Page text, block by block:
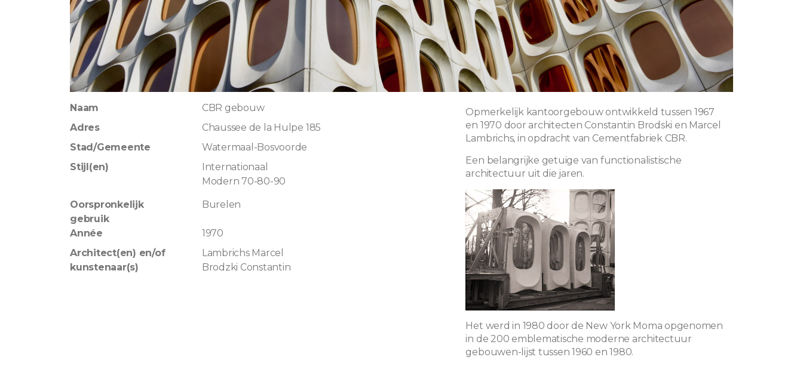
Naam
CBR gebouw
Adres
Chaussee de la Hulpe 185
Stad/Gemeente
Watermaal-Bosvoorde
Stijl(en)
Internationaal
Modern 70-80-90
Oorspronkelijk
gebruik
Burelen
Année
1970
Architect(en) en/of
kunstenaar(s)
Lambrichs Marcel
Brodzki Constantin
Opmerkelijk kantoorgebouw ontwikkeld tussen 1967
en 1970 door architecten Constantin Brodski en Marcel
Lambrichs, in opdracht van Cementfabriek CBR.
Een belangrijke getuige van functionalistische
architectuur uit die jaren.
Het werd in 1980 door de New York Moma opgenomen
in de 200 emblematische moderne architectuur
gebouwen-lijst tussen 1960 en 1980.